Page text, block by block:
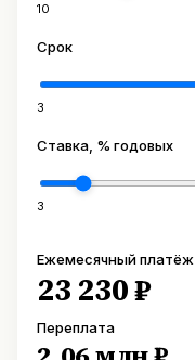
10
Срок
3
Ставка, % годовых
3
Ежемесячный платёж
23 230 ₽
Переплата